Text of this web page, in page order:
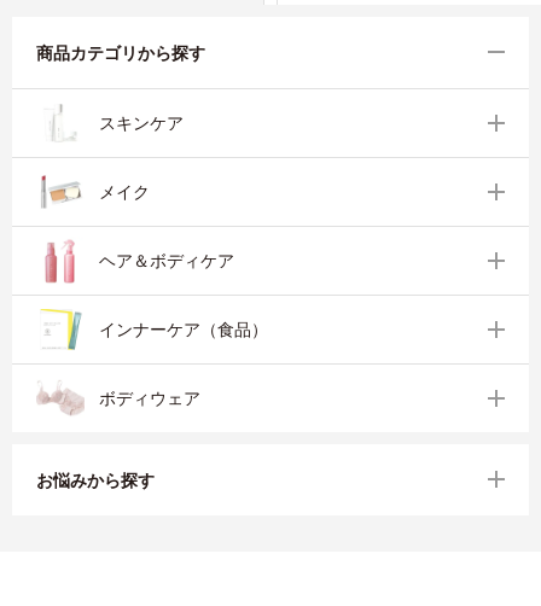
商品カテゴリから探す
スキンケア
メイク
ヘア＆ボディケア
インナーケア（食品）
ボディウェア
お悩みから探す